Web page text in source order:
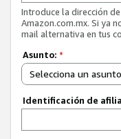
Introduce la dirección
Amazon.com.mx. Si ya
mail alternativa en tus
Asunto: *
Selecciona un asunto
Identificación de